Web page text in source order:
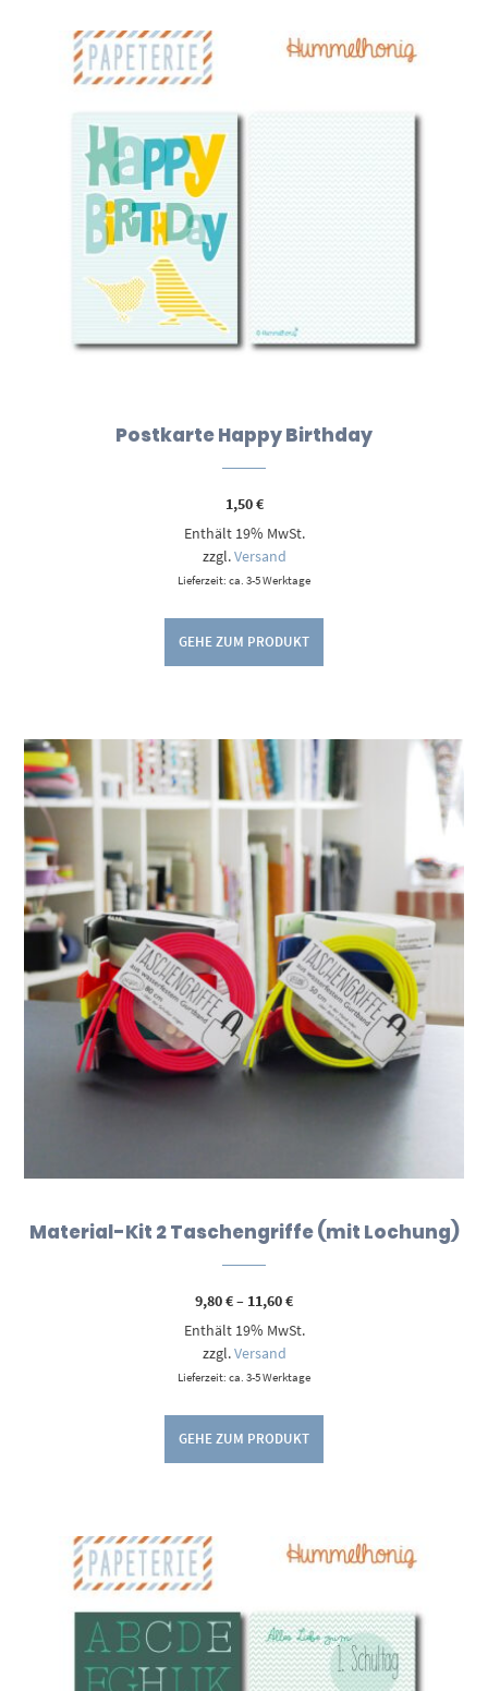
Postkarte Happy Birthday
1,50€
Enthält 19% MwSt.
zzgl.Versand
Lieferzeit: ca. 3-5 Werktage
GEHE ZUM PRODUKT
Material-Kit 2 Taschengriffe (mit Lochung)
9,80€– 11,60€Preisspanne:
bis
Enthält 19% MwSt.
zzgl.Versand
Lieferzeit: ca. 3-5 Werktage
GEHE ZUM PRODUKT